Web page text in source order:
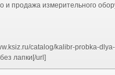
продажа измерительного
catalog/kalibr-probka-dlya-proverki-vnutrennih-konusov-
лапки[/url]